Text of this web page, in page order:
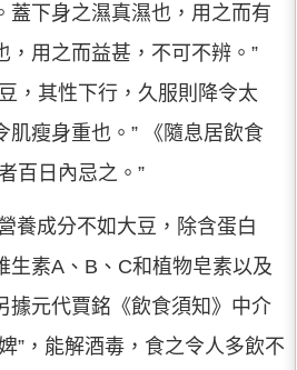
蓋下身之濕真濕也，用之而有
，用之而益甚，不可不辨。”
，其性下行，久服則降令太
肌瘦身重也。” 《隨息居飲食
百日內忌之。”
養成分不如大豆，除含蛋白
生素A、B、C和植物皂素以及
據元代賈銘《飲食須知》中介
”，能解酒毒，食之令人多飲不